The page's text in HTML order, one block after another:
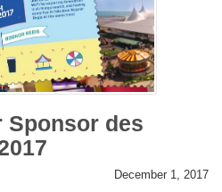
des
December 1, 2017